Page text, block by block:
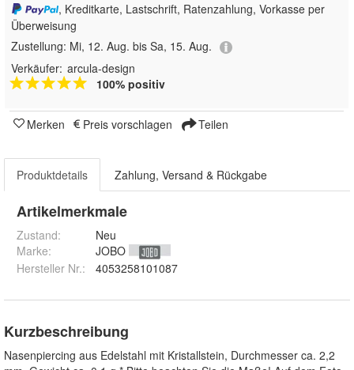
, Kreditkarte, Lastschrift, Ratenzahlung, Vorkasse per
Überweisung
Zustellung: Mi, 12. Aug. bis Sa, 15. Aug.
Verkäufer: arcula-design
100% positiv
Merken Preis vorschlagen Teilen
Produktdetails Zahlung, Versand & Rückgabe
Artikelmerkmale
Zustand:
Neu
Marke:
JOBO
Hersteller Nr.:
4053258101087
Kurzbeschreibung
Nasenpiercing aus Edelstahl mit Kristallstein, Durchmesser ca. 2,2